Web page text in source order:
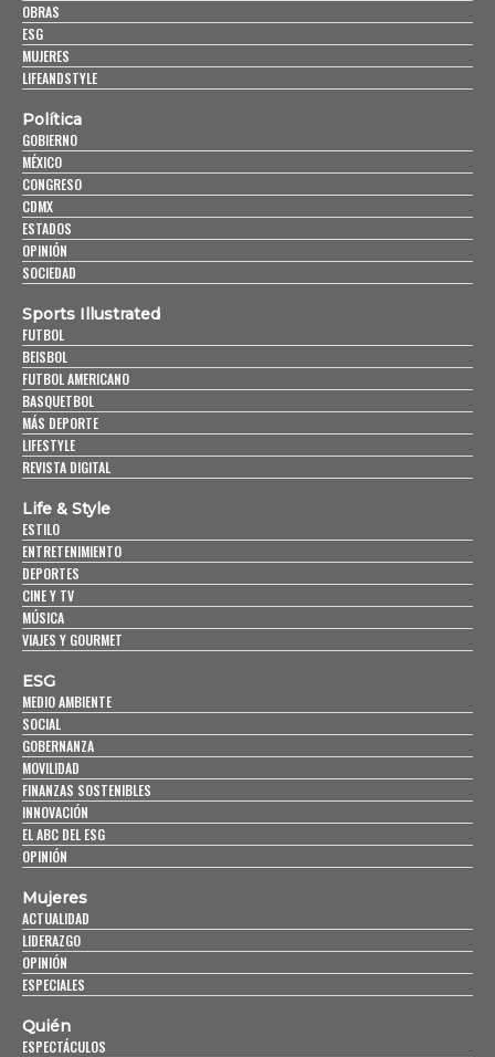
OBRAS
ESG
MUJERES
LIFEANDSTYLE
Política
GOBIERNO
MÉXICO
CONGRESO
CDMX
ESTADOS
OPINIÓN
SOCIEDAD
Sports Illustrated
FUTBOL
BEISBOL
FUTBOL AMERICANO
BASQUETBOL
MÁS DEPORTE
LIFESTYLE
REVISTA DIGITAL
Life & Style
ESTILO
ENTRETENIMIENTO
DEPORTES
CINE Y TV
MÚSICA
VIAJES Y GOURMET
ESG
MEDIO AMBIENTE
SOCIAL
GOBERNANZA
MOVILIDAD
FINANZAS SOSTENIBLES
INNOVACIÓN
EL ABC DEL ESG
OPINIÓN
Mujeres
ACTUALIDAD
LIDERAZGO
OPINIÓN
ESPECIALES
Quién
ESPECTÁCULOS